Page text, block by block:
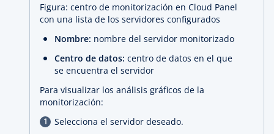
Figura: centro de monitorización en Cloud Panel
con una lista de los servidores configurados
Nombre: nombre del servidor monitorizado
Centro de datos: centro de datos en el que
se encuentra el servidor
Para visualizar los análisis gráficos de la
monitorización:
Selecciona el servidor deseado.